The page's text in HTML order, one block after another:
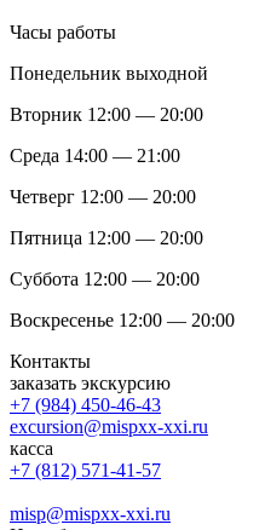
Часы работы
Понедельник выходной
Вторник 12:00 — 20:00
Среда 14:00 — 21:00
Четверг 12:00 — 20:00
Пятница 12:00 — 20:00
Суббота 12:00 — 20:00
Воскресенье 12:00 — 20:00
Контакты
заказать экскурсию
+7 (984) 450-46-43
excursion@mispxx-xxi.ru
касса
+7 (812) 571-41-57
misp@mispxx-xxi.ru